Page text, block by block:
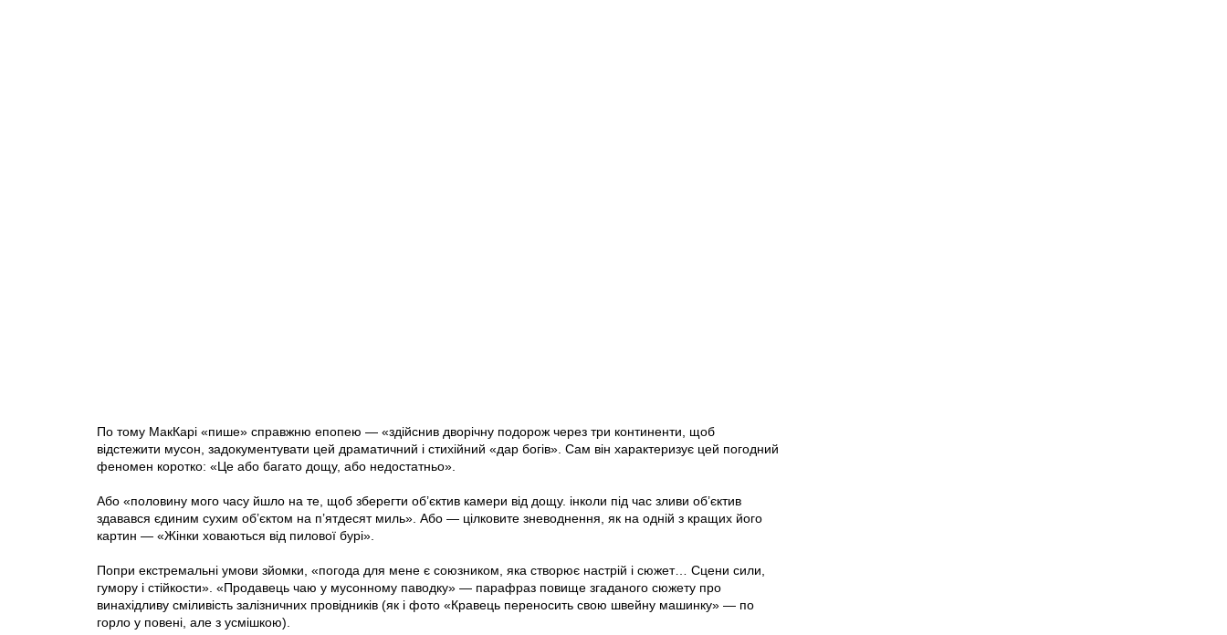
По тому МакКарі «пише» справжню епопею — «здійснив дворічну подорож через три континенти, щоб
відстежити мусон, задокументувати цей драматичний і стихійний «дар богів». Сам він характеризує цей погодний
феномен коротко: «Це або багато дощу, або недостатньо».
Або «половину мого часу йшло на те, щоб зберегти об’єктив камери від дощу. інколи під час зливи об’єктив
здавався єдиним сухим об’єктом на п’ятдесят миль». Або — цілковите зневоднення, як на одній з кращих його
картин — «Жінки ховаються від пилової бурі».
Попри екстремальні умови зйомки, «погода для мене є союзником, яка створює настрій і сюжет… Сцени сили,
гумору і стійкости». «Продавець чаю у мусонному паводку» — парафраз повище згаданого сюжету про
винахідливу сміливість залізничних провідників (як і фото «Кравець переносить свою швейну машинку» — по
горло у повені, але з усмішкою).